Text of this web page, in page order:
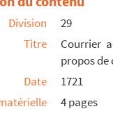
Sanctae Arelatensis
Histoire de France
de Montblanc, propriété
concernant Barbentane
Nimoîse.
Division
29
Titre
Courrier
propos
Date
1721
4 pages